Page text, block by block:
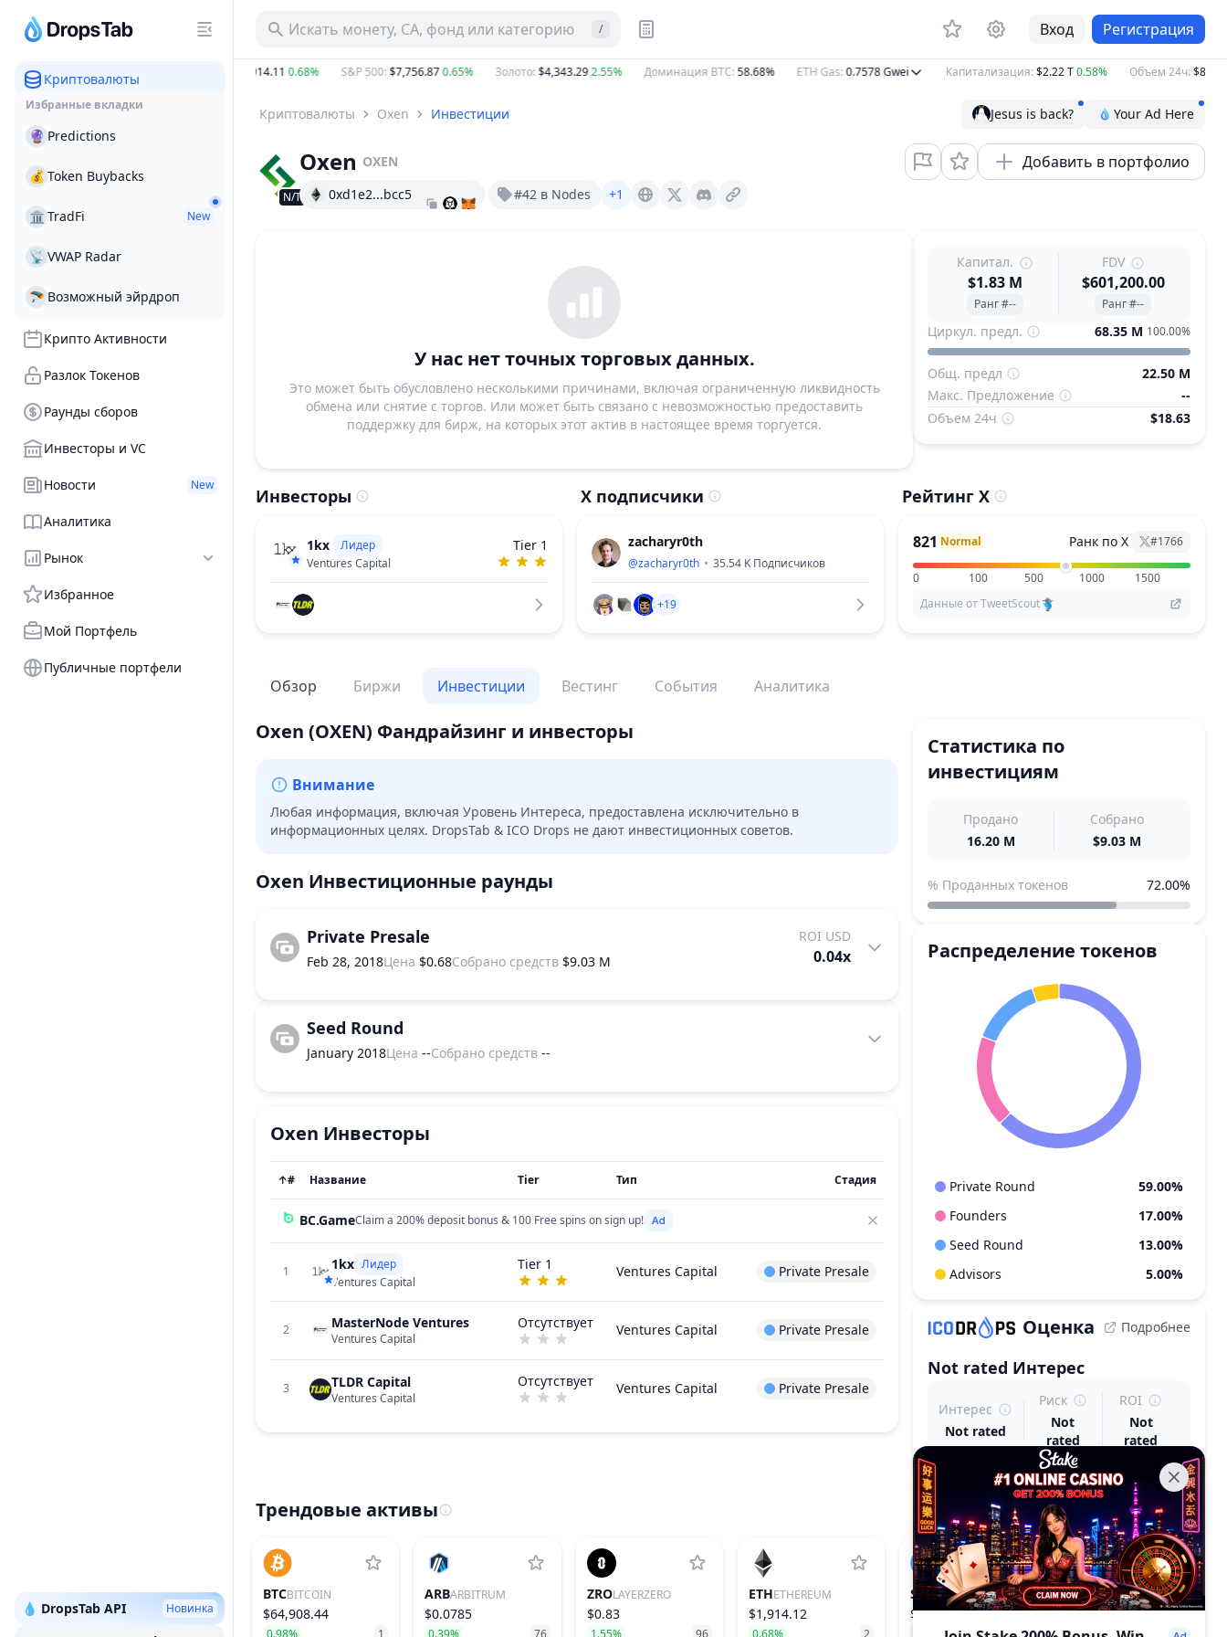
Криптовалюты
Избранные вкладки
🔮 Predictions
💰 Token Buybacks
🏛 TradFi New
📡 VWAP Radar
🪂 Возможный эйрдроп
Крипто Активности
Разлок Токенов
Раунды сборов
Инвесторы и VC
Новости New
Аналитика
Рынок
Избранное
Мой Портфель
Публичные портфели
💧 DropsTab API Новинка
Искать монету, CA, фонд или категорию / Вход Регистрация
$1,914.110.68% S&P 500:$7,756.870.65% Золото:$4,343.292.55% Доминация BTC:58.68% ETH Gas:0.7578Gwei Капитализация:$2.22 T0.58% Объем 24ч:$83.43 B
Криптовалюты Oxen Инвестиции Jesus is back? Your Ad Here
N/T
Oxen OXEN Добавить в портфолио
0xd1e2...bcc5 #42 в Nodes +1 Loki.network X (Twitter)
У нас нет точных торговых данных.
Это может быть обусловлено несколькими причинами, включая ограниченную ликвидность
обмена или снятие с торгов. Или может быть связано с невозможностью предоставить
поддержку для бирж, на которых этот актив в настоящее время торгуется.
Капитал.
$1.83 M
Ранг #--
FDV
$601,200.00
Ранг #--
Циркул. предл. 68.35 M 100.00%
Общ. предл
22.50 M
Макс. Предложение
--
Объем 24ч
$18.63
Инвесторы
1kx
Лидер
Ventures Capital
Tier 1
X подписчики
zacharyr0th
@zacharyr0th 35.54 K Подписчиков
+19
Рейтинг X
821 Normal Ранк по X #1766
0 100 500 1000
1500
Данные от TweetScout
Обзор Биржи Инвестиции Вестинг События Аналитика
Oxen (OXEN) Фандрайзинг и инвесторы
Внимание
Любая информация, включая Уровень Интереса, предоставлена исключительно в
информационных целях. DropsTab & ICO Drops не дают инвестиционных советов.
Oxen Инвестиционные раунды
Private Presale
Feb 28, 2018Цена $0.68Собрано средств $9.03 M
ROI USD
0.04x
Seed Round
January 2018Цена --Собрано средств --
Статистика по
инвестициям
Продано
16.20 M
Собрано
$9.03 M
% Проданных токенов 72.00%
Распределение токенов
Private Round
59.00%
Founders
17.00%
Seed Round
13.00%
Advisors
5.00%
Оценка Подробнее
Not rated Интерес
Интерес
Not rated
Риск
Not
rated
ROI
Not
rated
Oxen Инвесторы
↑# Название Tier Тип Стадия
BC.GameClaim a 200% deposit bonus & 100 Free spins on sign up!
1 1kx Лидер
Ventures Capital
Tier 1 Ventures Capital Private Presale
2 MasterNode Ventures
Ventures Capital
Отсутствует Ventures Capital Private Presale
3 TLDR Capital
Ventures Capital
Отсутствует Ventures Capital Private Presale
Трендовые активы
BTCBITCOIN
$64,908.44
0.98% 1
ARBARBITRUM
$0.0785
0.39% 76
ZROLAYERZERO
$0.83
1.55% 96
ETHETHEREUM
$1,914.12
0.68% 2
SUISUI
$0.6722
−0.45% 28